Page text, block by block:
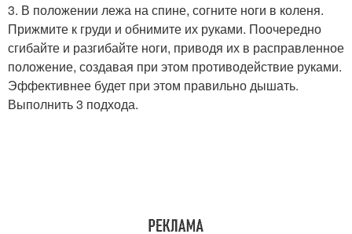
3. В положении лежа на спине, согните ноги в коленя.
Прижмите к груди и обнимите их руками. Поочередно
сгибайте и разгибайте ноги, приводя их в расправленное
положение, создавая при этом противодействие руками.
Эффективнее будет при этом правильно дышать.
Выполнить 3 подхода.